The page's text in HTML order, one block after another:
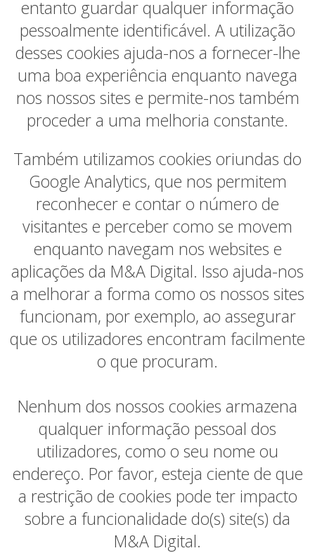
entanto guardar qualquer informação
pessoalmente identificável. A utilização
desses cookies ajuda-nos a fornecer-lhe
uma boa experiência enquanto navega
nos nossos sites e permite-nos também
proceder a uma melhoria constante.
Também utilizamos cookies oriundas do
Google Analytics, que nos permitem
reconhecer e contar o número de
visitantes e perceber como se movem
enquanto navegam nos websites e
aplicações da M&A Digital. Isso ajuda-nos
a melhorar a forma como os nossos sites
funcionam, por exemplo, ao assegurar
que os utilizadores encontram facilmente
o que procuram.
Nenhum dos nossos cookies armazena
qualquer informação pessoal dos
utilizadores, como o seu nome ou
endereço. Por favor, esteja ciente de que
a restrição de cookies pode ter impacto
sobre a funcionalidade do(s) site(s) da
M&A Digital.